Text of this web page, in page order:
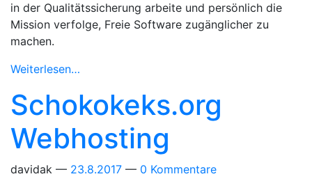
in der Qualitätssicherung arbeite und persönlich die
Mission verfolge, Freie Software zugänglicher zu
machen.
Weiterlesen…
Schokokeks.org
Webhosting
davidak 23.8.2017
0 Kommentare